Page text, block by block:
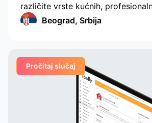
različite vrste kućnih,
edukativnih usluga, a kompanije i
kreiranja porudžbina za više
postavljajući dodatne jedinstvene
Beograd, Srbija
Pročitaj slučaj